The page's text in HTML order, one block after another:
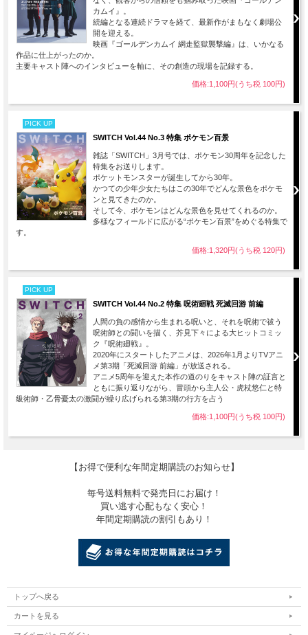
カムイ』。
続編となる連続ドラマを経て、最新作がまもなく劇場公
開を迎える。
映画『ゴールデンカムイ 網走監獄襲撃編』は、いかなる
作品に仕上がったのか。
主要キャスト陣へのインタビューを軸に、その創造の現場を記録する。
価格:1,100円(うち税 100円)
PICK UP
SWITCH Vol.44 No.3 特集 ポケモン百景
雑誌「SWITCH」3月号では、ポケモン30周年を記念した
特集をお送りします。
ポケットモンスターが誕生してから30年。
かつての少年少女たちはこの30年でどんな景色をポケモ
ンと見てきたのか。
そして今、ポケモンはどんな景色を見せてくれるのか。
多様なフィールドに広がる“ポケモン百景”をめぐる特集で
す。
価格:1,320円(うち税 120円)
PICK UP
SWITCH Vol.44 No.2 特集 呪術廻戦 死滅回游 前編
人間の負の感情から生まれる呪いと、それを呪術で祓う
呪術師との闘いを描く、芥見下々による大ヒットコミッ
ク『呪術廻戦』。
2020年にスタートしたアニメは、2026年1月よりTVアニ
メ第3期「死滅回游 前編」が放送される。
アニメ5周年を迎えた本作の道のりをキャスト陣の証言と
ともに振り返りながら、冒頭から主人公・虎杖悠仁と特
級術師・乙骨憂太の激闘が繰り広げられる第3期の行方を占う
価格:1,100円(うち税 100円)
【お得で便利な年間定期購読のお知らせ】
毎号送料無料で発売日にお届け！
買い逃す心配もなく安心！
年間定期購読の割引もあり！
トップへ戻る
カートを見る